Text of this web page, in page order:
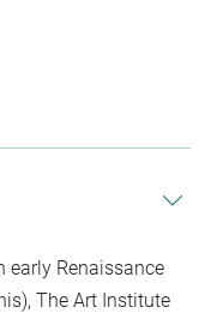
early Renaissance
The Art Institute